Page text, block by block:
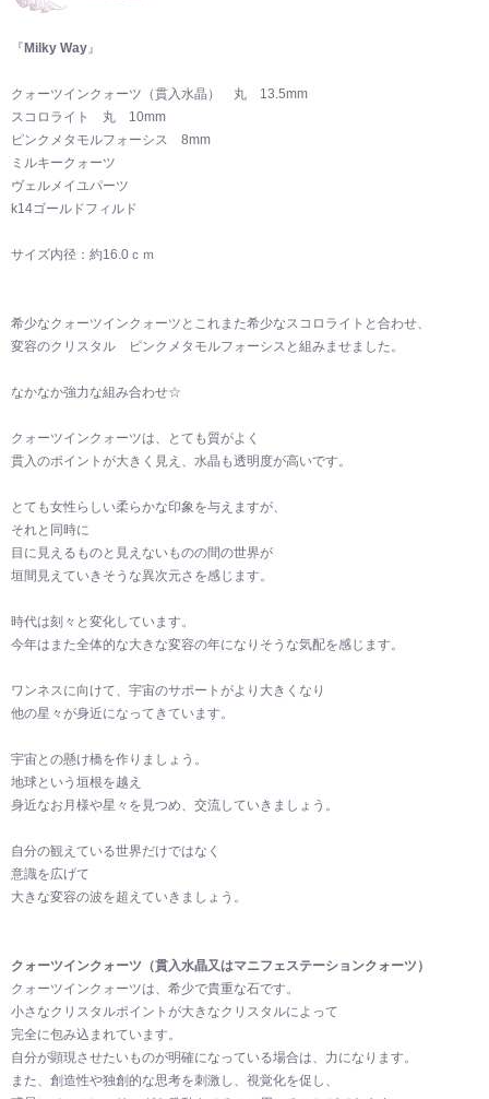
『 Milky Way』
クォーツインクォーツ（貫入水晶） 丸 13.5mm
スコロライト 丸 10mm
ピンクメタモルフォーシス 8mm
ミルキークォーツ
ヴェルメイユパーツ
k14ゴールドフィルド
サイズ内径：約16.0ｃｍ
希少なクォーツインクォーツとこれまた希少なスコロライトと合わせ、
変容のクリスタル ピンクメタモルフォーシスと組みませました。
なかなか強力な組み合わせ☆
クォーツインクォーツは、とても質がよく
貫入のポイントが大きく見え、水晶も透明度が高いです。
とても女性らしい柔らかな印象を与えますが、
それと同時に
目に見えるものと見えないものの間の世界が
垣間見えていきそうな異次元さを感じます。
時代は刻々と変化しています。
今年はまた全体的な大きな変容の年になりそうな気配を感じます。
ワンネスに向けて、宇宙のサポートがより大きくなり
他の星々が身近になってきています。
宇宙との懸け橋を作りましょう。
地球という垣根を越え
身近なお月様や星々を見つめ、交流していきましょう。
自分の観えている世界だけではなく
意識を広げて
大きな変容の波を超えていきましょう。
クォーツインクォーツ（貫入水晶又はマニフェステーションクォーツ）
クォーツインクォーツは、希少で貴重な石です。
小さなクリスタルポイントが大きなクリスタルによって
完全に包み込まれています。
自分が顕現させたいものが明確になっている場合は、力になります。
また、創造性や独創的な思考を刺激し、視覚化を促し、